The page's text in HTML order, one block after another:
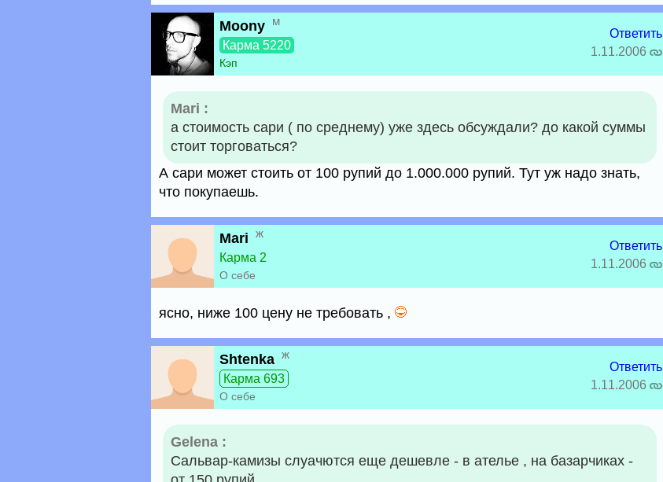
Moony м
Карма 5220
Кэп
Ответить
1.11.2006
Mari :
а стоимость сари ( по среднему) уже здесь обсуждали? до какой суммы
стоит торговаться?
А сари может стоить от 100 рупий до 1.000.000 рупий. Тут уж надо знать,
что покупаешь.
Mari ж
Карма 2
О себе
Ответить
1.11.2006
ясно, ниже 100 цену не требовать ,
Shtenka ж
Карма 693
О себе
Ответить
1.11.2006
Gelena :
Сальвар-камизы слуачются еще дешевле - в ателье , на базарчиках -